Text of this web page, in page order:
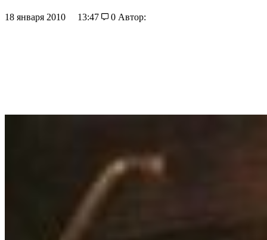
18 января 2010 13:47 0 Автор: